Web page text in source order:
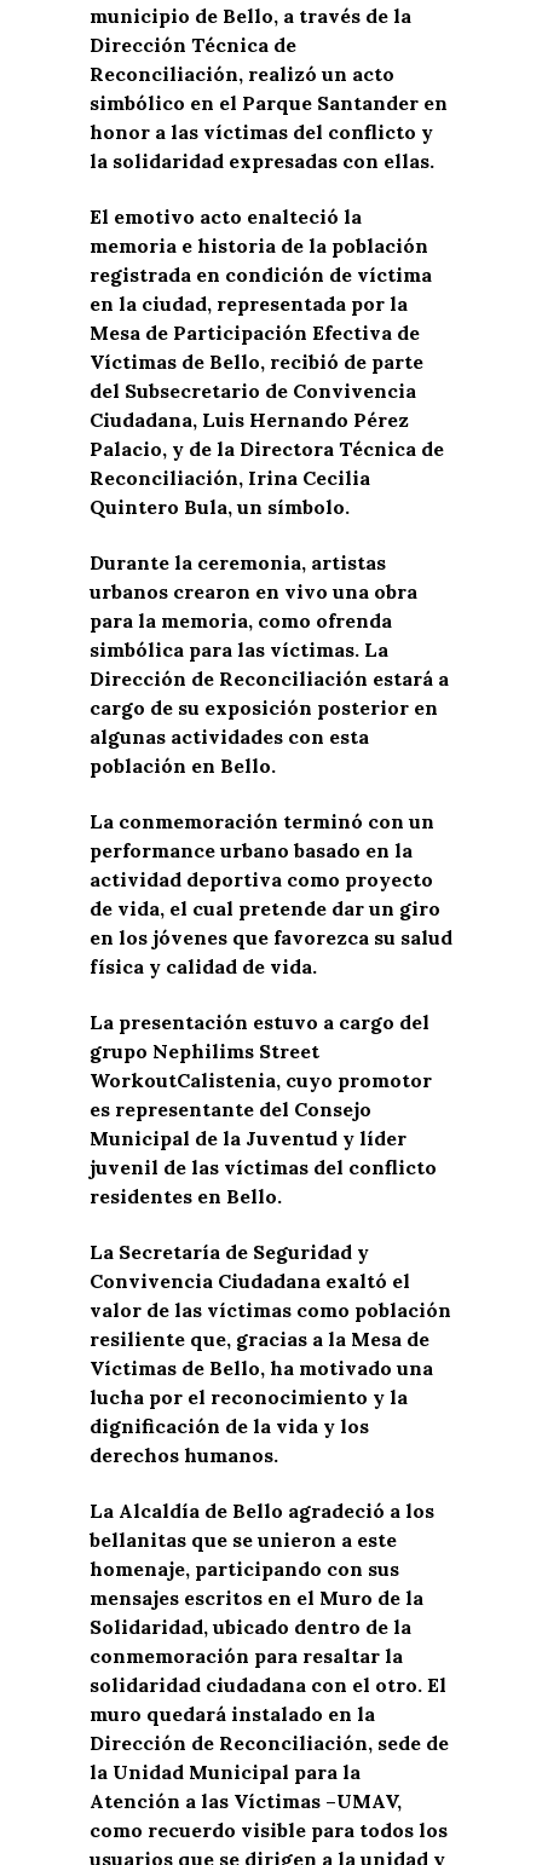
municipio de Bello, a través de la
Dirección Técnica de
Reconciliación, realizó un acto
simbólico en el Parque Santander en
honor a las víctimas del conflicto y
la solidaridad expresadas con ellas.
El emotivo acto enalteció la
memoria e historia de la población
registrada en condición de víctima
en la ciudad, representada por la
Mesa de Participación Efectiva de
Víctimas de Bello, recibió de parte
del Subsecretario de Convivencia
Ciudadana, Luis Hernando Pérez
Palacio, y de la Directora Técnica de
Reconciliación, Irina Cecilia
Quintero Bula, un símbolo.
Durante la ceremonia, artistas
urbanos crearon en vivo una obra
para la memoria, como ofrenda
simbólica para las víctimas. La
Dirección de Reconciliación estará a
cargo de su exposición posterior en
algunas actividades con esta
población en Bello.
La conmemoración terminó con un
performance urbano basado en la
actividad deportiva como proyecto
de vida, el cual pretende dar un giro
en los jóvenes que favorezca su salud
física y calidad de vida.
La presentación estuvo a cargo del
grupo Nephilims Street
WorkoutCalistenia, cuyo promotor
es representante del Consejo
Municipal de la Juventud y líder
juvenil de las víctimas del conflicto
residentes en Bello.
La Secretaría de Seguridad y
Convivencia Ciudadana exaltó el
valor de las víctimas como población
resiliente que, gracias a la Mesa de
Víctimas de Bello, ha motivado una
lucha por el reconocimiento y la
dignificación de la vida y los
derechos humanos.
La Alcaldía de Bello agradeció a los
bellanitas que se unieron a este
homenaje, participando con sus
mensajes escritos en el Muro de la
Solidaridad, ubicado dentro de la
conmemoración para resaltar la
solidaridad ciudadana con el otro. El
muro quedará instalado en la
Dirección de Reconciliación, sede de
la Unidad Municipal para la
Atención a las Víctimas –UMAV,
como recuerdo visible para todos los
usuarios que se dirigen a la unidad y